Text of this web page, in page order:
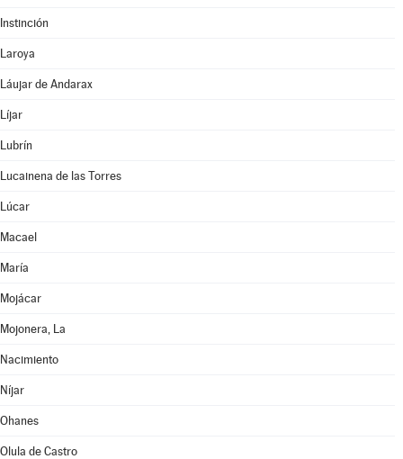
Instinción
Laroya
Láujar de Andarax
Líjar
Lubrín
Lucainena de las Torres
Lúcar
Macael
María
Mojácar
Mojonera, La
Nacimiento
Níjar
Ohanes
Olula de Castro